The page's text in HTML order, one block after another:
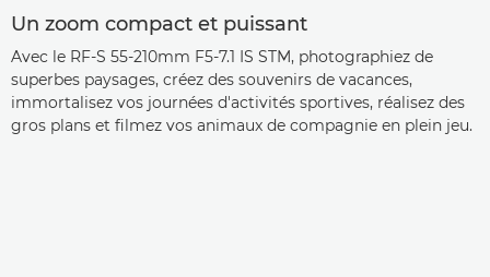
Un zoom compact et puissant
Avec le RF-S 55-210mm F5-7.1 IS STM, photographiez de
superbes paysages, créez des souvenirs de vacances,
immortalisez vos journées d'activités sportives, réalisez des
gros plans et filmez vos animaux de compagnie en plein jeu.